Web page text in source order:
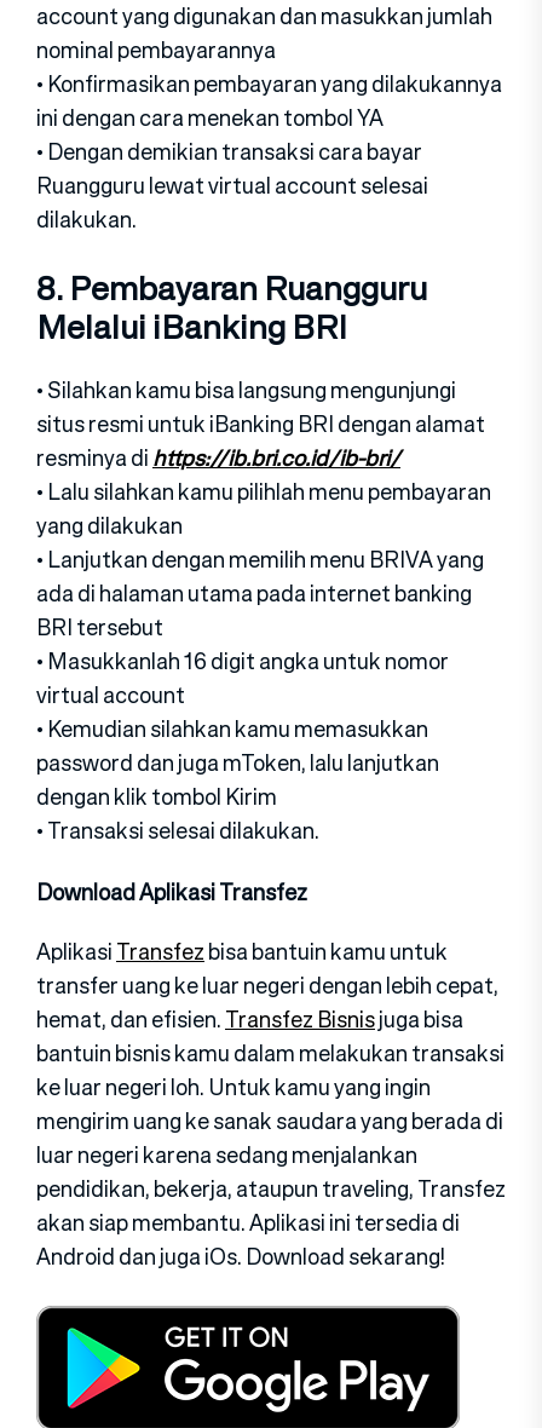
account yang digunakan dan masukkan jumlah
nominal pembayarannya
• Konfirmasikan pembayaran yang dilakukannya
ini dengan cara menekan tombol YA
• Dengan demikian transaksi cara bayar
Ruangguru lewat virtual account selesai
dilakukan.
8. Pembayaran Ruangguru
Melalui iBanking BRI
• Silahkan kamu bisa langsung mengunjungi
situs resmi untuk iBanking BRI dengan alamat
resminya dihttps://ib.bri.co.id/ib-bri/
• Lalu silahkan kamu pilihlah menu pembayaran
yang dilakukan
• Lanjutkan dengan memilih menu BRIVA yang
ada di halaman utama pada internet banking
BRI tersebut
• Masukkanlah 16 digit angka untuk nomor
virtual account
• Kemudian silahkan kamu memasukkan
password dan juga mToken, lalu lanjutkan
dengan klik tombol Kirim
• Transaksi selesai dilakukan.
Download Aplikasi Transfez
AplikasiTransfezbisa bantuin kamu untuk
transfer uang ke luar negeri dengan lebih cepat,
hemat, dan efisien.Transfez Bisnisjuga bisa
bantuin bisnis kamu dalam melakukan transaksi
ke luar negeri loh. Untuk kamu yang ingin
mengirim uang ke sanak saudara yang berada di
luar negeri karena sedang menjalankan
pendidikan, bekerja, ataupun traveling, Transfez
akan siap membantu. Aplikasi ini tersedia di
Android dan juga iOs. Download sekarang!